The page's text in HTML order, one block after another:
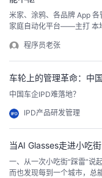
米家、涂鸦、各品牌 App
家庭自动化平台——主打 本
典型场景：Ubuntu / 云服
能家居中枢。
程序员老张
车轮上的管理革命：中
中国车企IPD难落地？
IPD产品研发管理
当AI Glasses走进小吃
一、从一次小吃街“踩雷”说
而也发现每到一个城市，总